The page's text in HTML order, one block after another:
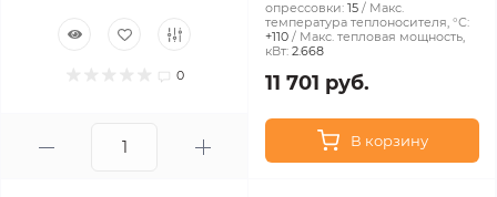
0
опрессовки: 15
Макс.
температура теплоносителя, °С:
+110
Макс. тепловая мощность,
кВт: 2.668
11 701 руб.
В корзину